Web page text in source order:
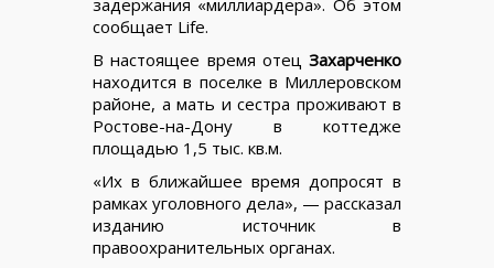
задержания «миллиардера». Об этом
сообщает Life.
В настоящее время отец Захарченко
находится в поселке в Миллеровском
районе, а мать и сестра проживают в
Ростове-на-Дону в коттедже
площадью 1,5 тыс. кв.м.
«Их в ближайшее время допросят в
рамках уголовного дела», — рассказал
изданию источник в
правоохранительных органах.